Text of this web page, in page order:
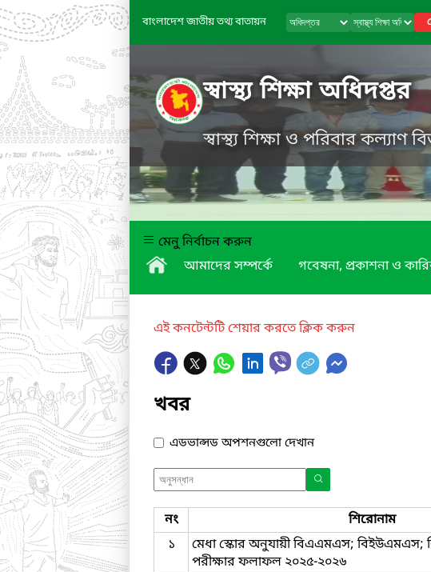
বাংলাদেশ জাতীয় তথ্য বাতায়ন
স্বাস্থ্য শিক্ষা অধিদপ্তর
স্বাস্থ্য শিক্ষা ও পরিবার কল্যাণ
মেনু নির্বাচন করুন
আমাদের সম্পর্কে
গবেষনা, প্রকাশনা ও
এই কনটেন্টটি শেয়ার করতে ক্লিক করুন
খবর
এডভান্সড অপশনগুলো দেখান
নং শিরোনাম
১
মেধা স্কোর অনুযায়ী বিএএমএস; বিইউএমএস;
পরীক্ষার ফলাফল ২০২৫-২০২৬